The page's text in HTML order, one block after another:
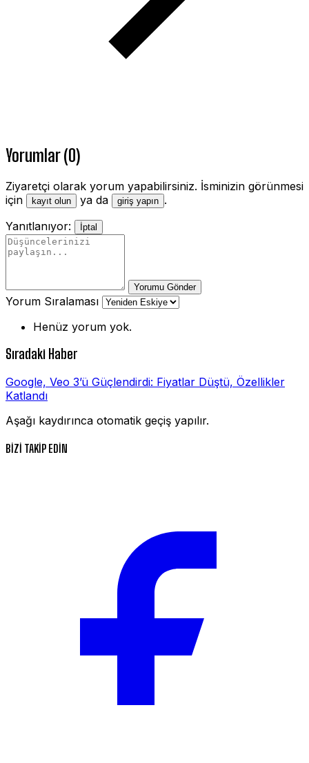
Yorumlar (0)
Ziyaretçi olarak yorum yapabilirsiniz. İsminizin görünmesi
için
kayıt olun ya da giriş yapın .
Yanıtlanıyor:
İptal
Yorumu Gönder
Yorum Sıralaması
Henüz yorum yok.
Sıradaki Haber
Google, Veo 3’ü Güçlendirdi: Fiyatlar Düştü, Özellikler
Katlandı
Aşağı kaydırınca otomatik geçiş yapılır.
BİZİ TAKİP EDİN